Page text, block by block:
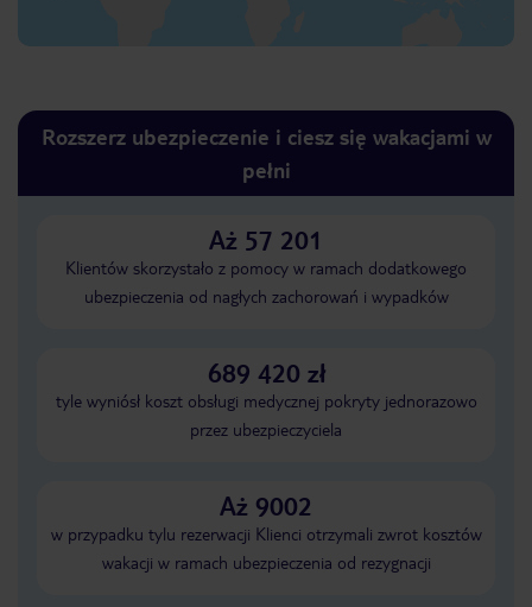
Rozszerz ubezpieczenie i ciesz się wakacjami w
pełni
Aż 57 201
Klientów skorzystało z pomocy w ramach dodatkowego
ubezpieczenia od nagłych zachorowań i wypadków
689 420 zł
tyle wyniósł koszt obsługi medycznej pokryty jednorazowo
przez ubezpieczyciela
Aż 9002
w przypadku tylu rezerwacji Klienci otrzymali zwrot kosztów
wakacji w ramach ubezpieczenia od rezygnacji